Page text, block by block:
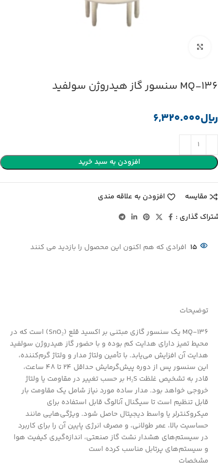
MQ-136 سنسور گاز هیدروژن سولفید
﷼
افزودن به سبد خرید
مقایسه
افزودن به علاقه مندی
گذاری :
15 افرادی که هم اکنون این محصول را بازدید می کنند
توضیحات
MQ‑136 یک سنسور گازی مبتنی بر اکسید قلع (SnO₂) است که در
محیط تمیز دارای هدایت کم بوده و با حضور گاز هیدروژن سولفید
هدایت آن افزایش می‌یابد. با تأمین ولتاژ مدار و ولتاژ گرم‌کننده،
این سنسور پس از دوره پیش‌گرمایش حداقل 24 تا 48 ساعت،
قادر به تشخیص غلظت H₂S بر حسب تغییر در مقاومت یا ولتاژ
خروجی خواهد بود. مدار ساده مورد نیاز شامل یک مقاومت بار
قابل تنظیم است تا سیگنال آنالوگ قابل استفاده برای
میکروکنترلر یا واسط دیجیتال حاصل شود. ویژگی‌هایی مانند
حساسیت بالا، عمر طولانی، و مصرف انرژی پایین آن را برای کاربرد
در سیستم‌های هشدار نشت گاز صنعتی، اندازه‌گیری کیفیت هوا
و سیستم‌های پرتابل مناسب کرده است
مشخصات